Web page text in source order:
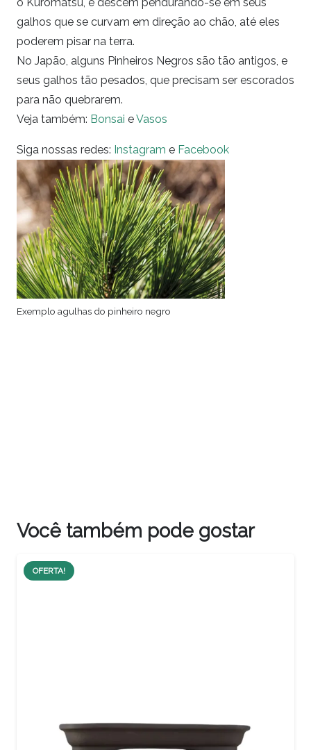
galhos que se curvam em direção ao chão, até eles
poderem pisar na terra.
No Japão, alguns Pinheiros Negros são tão antigos, e
seus galhos tão pesados, que precisam ser escorados
para não quebrarem.
Veja também: Bonsai eVasos
Siga nossas redes: Instagram e Facebook
Exemplo agulhas do pinheiro negro
Você também pode gostar
OFERTA!